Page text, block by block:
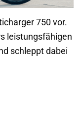
750 vor.
leistungsfähigen
schleppt dabei